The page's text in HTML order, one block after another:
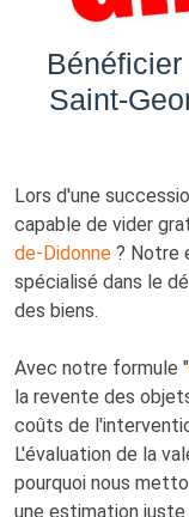
Saint-
Lors d'une
capable de vider
de-Didonne ? Notre
spécialisé dans le
des biens.
Avec notre formule "
la revente des
coûts de
L'évaluation de la
pourquoi nous
une estimation